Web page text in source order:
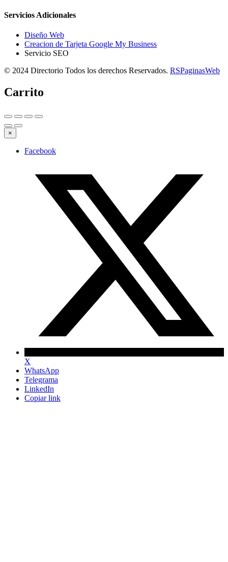
Servicios Adicionales
Diseño Web
Creacion de Tarjeta Google My Business
Servicio SEO
© 2024 Directorio Todos los derechos Reservados. RSPaginasWeb
Carrito
×
Facebook
X
WhatsApp
Telegrama
LinkedIn
Copiar link